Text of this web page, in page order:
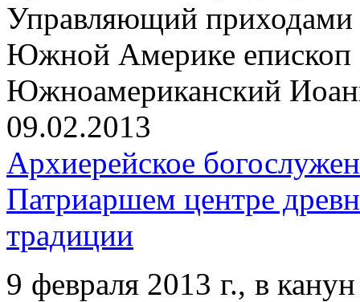
Управляющий приходами
Южной Америке епископ
Южноамериканский
09.02.2013
Архиерейское
Патриаршем центре
традиции
9 февраля 2013 г., в